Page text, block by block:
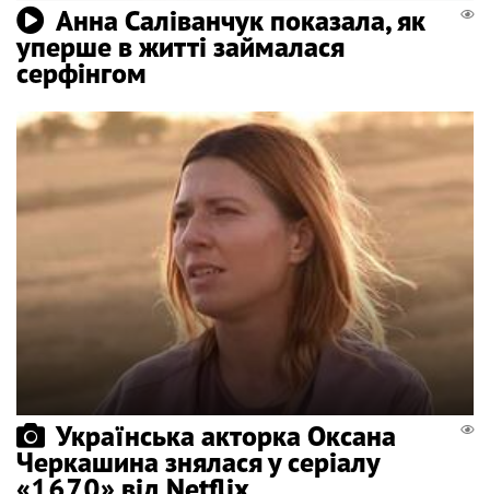
Анна Саліванчук показала, як
уперше в житті займалася
серфінгом
Українська акторка Оксана
Черкашина знялася у серіалу